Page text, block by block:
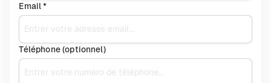
Email *
Téléphone (optionnel)